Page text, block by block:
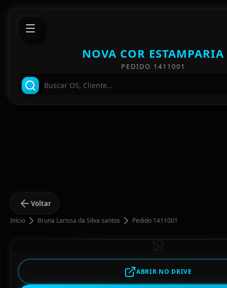
NOVA COR ESTAMPARIA
PEDIDO 1411001
Voltar
Início Bruna Larissa da Silva santos Pedido 1411001
ABRIR NO DRIVE